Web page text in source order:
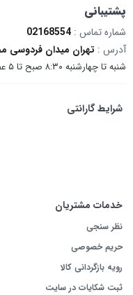
پشتیبانی
شماره تماس : 02168554
آدرس : تهران میدان فردوسی
شنبه تا چهارشنبه ۸:۳۰ صبح تا ۵ عصر - پنجشنبه ۸:۳۰ تا ۱ ظهر
شرایط گارانتی
خدمات مشتریان
نظر سنجی
حریم خصوصی
رویه بازگردانی کالا
ثبت شکایات در سایت